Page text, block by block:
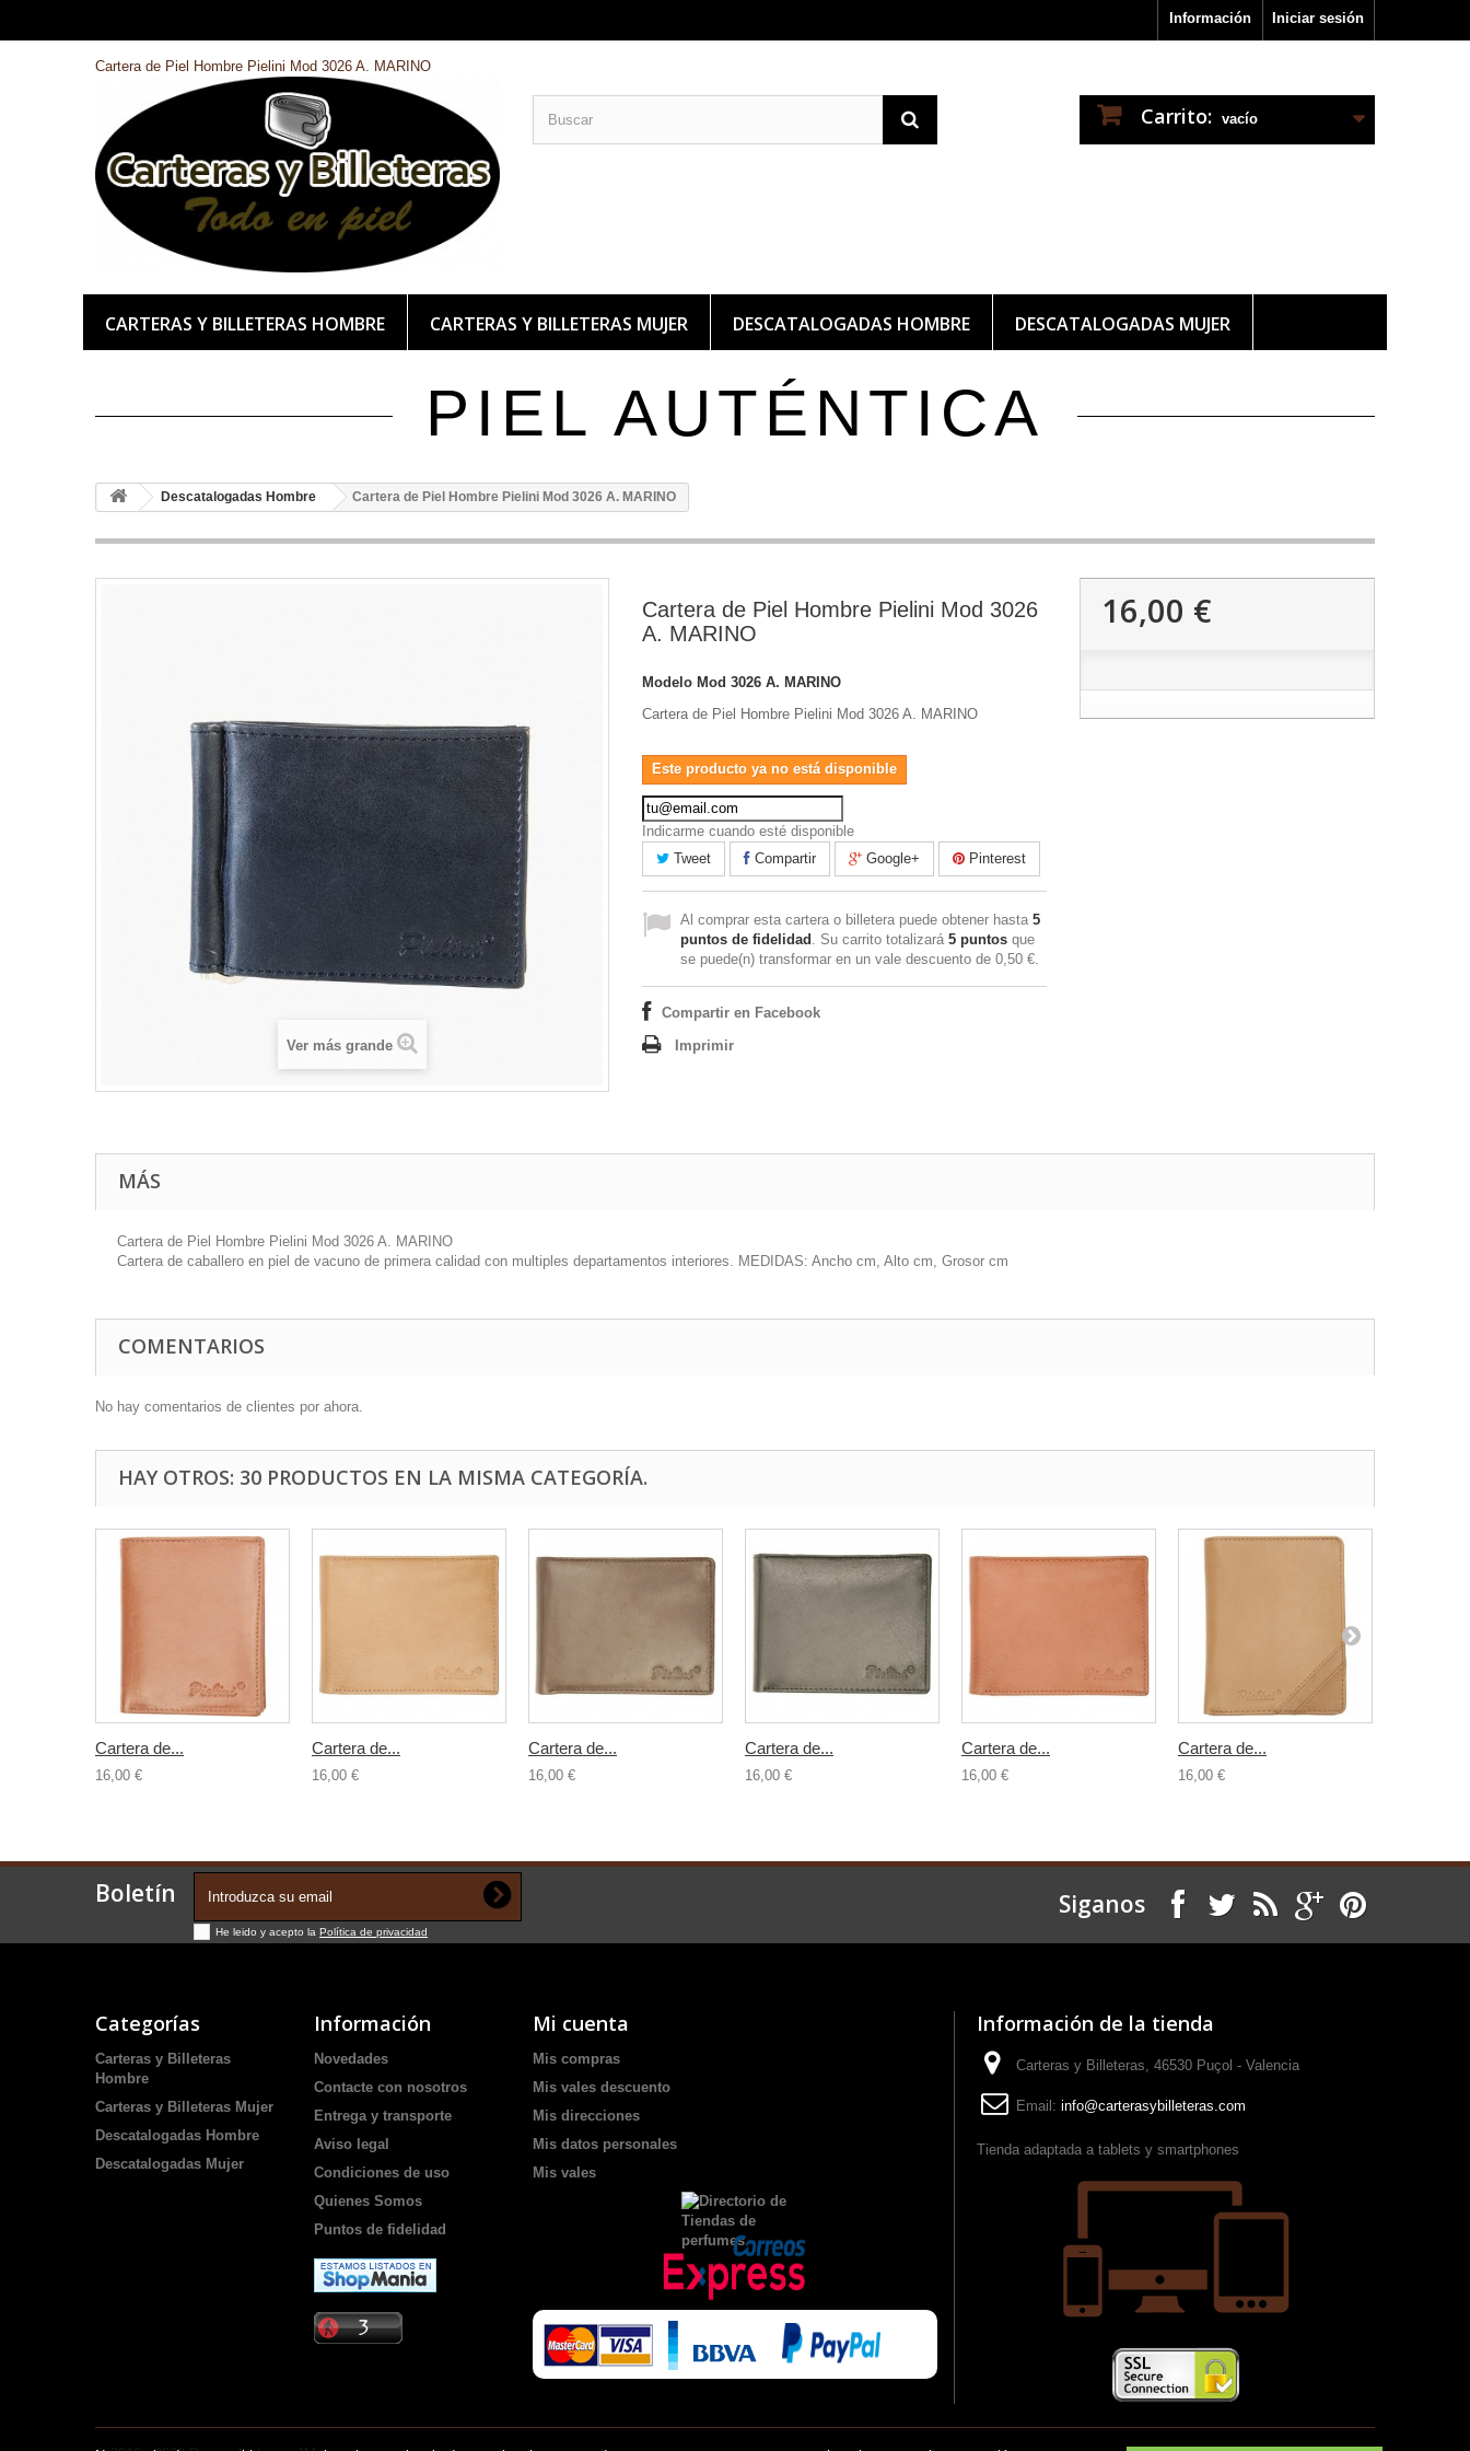
Iniciar sesión
Información
Cartera de Piel Hombre Pielini Mod 3026 A. MARINO
Carrito: vacío
CARTERAS Y BILLETERAS HOMBRE CARTERAS Y BILLETERAS MUJER DESCATALOGADAS HOMBRE DESCATALOGADAS MUJER
PIEL AUTÉNTICA
Descatalogadas Hombre Cartera de Piel Hombre Pielini Mod 3026 A. MARINO
Ver más grande
Cartera de Piel Hombre Pielini Mod 3026
A. MARINO
Modelo Mod 3026 A. MARINO
Cartera de Piel Hombre Pielini Mod 3026 A. MARINO
Este producto ya no está disponible
Indicarme cuando esté disponible
Tweet
Compartir Google+ Pinterest
Al comprar esta cartera o billetera puede obtener hasta 5
puntos de fidelidad . Su carrito totalizará 5 puntos que
se puede(n) transformar en un vale descuento de 0,50 €
Compartir en Facebook
Imprimir
16,00 €
MÁS
Cartera de Piel Hombre Pielini Mod 3026 A. MARINO
Cartera de caballero en piel de vacuno de primera calidad con multiples departamentos interiores. MEDIDAS: Ancho cm, Alto cm, Grosor cm
COMENTARIOS
No hay comentarios de clientes por ahora.
HAY OTROS: 30 PRODUCTOS EN LA MISMA CATEGORÍA.
Cartera de...
16,00 €
Cartera de...
16,00 €
Cartera de...
16,00 €
Cartera de...
16,00 €
Cartera de...
16,00 €
Cartera de...
16,00 €
Boletín
He leido y acepto la Política de privacidad
Siganos
Categorías
Carteras y Billeteras
Hombre
Carteras y Billeteras Mujer
Descatalogadas Hombre
Descatalogadas Mujer
Información
Novedades
Contacte con nosotros
Entrega y transporte
Aviso legal
Condiciones de uso
Quienes Somos
Puntos de fidelidad
Mi cuenta
Mis compras
Mis vales descuento
Mis direcciones
Mis datos personales
Mis vales
Información de la tienda
Carteras y Billeteras, 46530 Puçol - Valencia
Email: info@carterasybilleteras.com
Tienda adaptada a tablets y smartphones